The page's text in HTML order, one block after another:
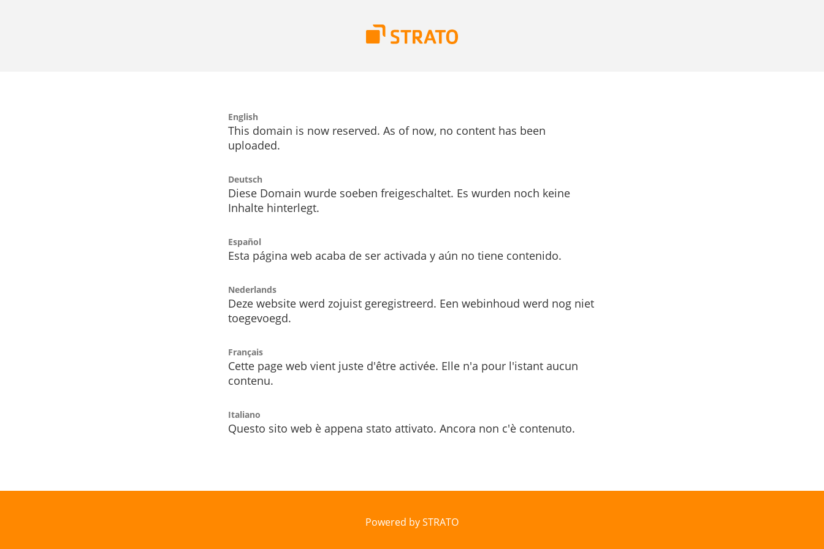
English
This domain is now reserved. As of now, no content has been
uploaded.
Deutsch
Diese Domain wurde soeben freigeschaltet. Es wurden noch keine
Inhalte hinterlegt.
Español
Esta página web acaba de ser activada y aún no tiene contenido.
Nederlands
Deze website werd zojuist geregistreerd. Een webinhoud werd nog niet
toegevoegd.
Français
Cette page web vient juste d'être activée. Elle n'a pour l'istant aucun
contenu.
Italiano
Questo sito web è appena stato attivato. Ancora non c'è contenuto.
Powered by STRATO